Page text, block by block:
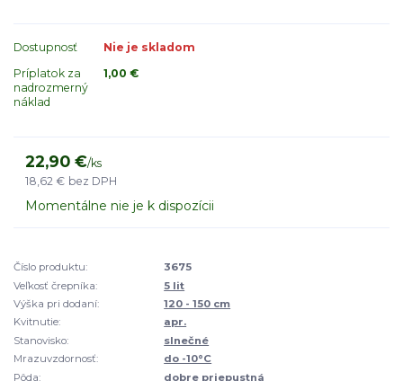
Dostupnosť
Nie je skladom
Príplatok za
nadrozmerný
náklad
1,00 €
22,90 €/ks
18,62 € bez DPH
Momentálne nie je k dispozícii
Číslo produktu:
3675
Veľkosť črepníka:
5 lit
Výška pri dodaní:
120 - 150 cm
Kvitnutie:
apr.
Stanovisko:
slnečné
Mrazuvzdornosť:
do -10°C
Pôda:
dobre priepustná